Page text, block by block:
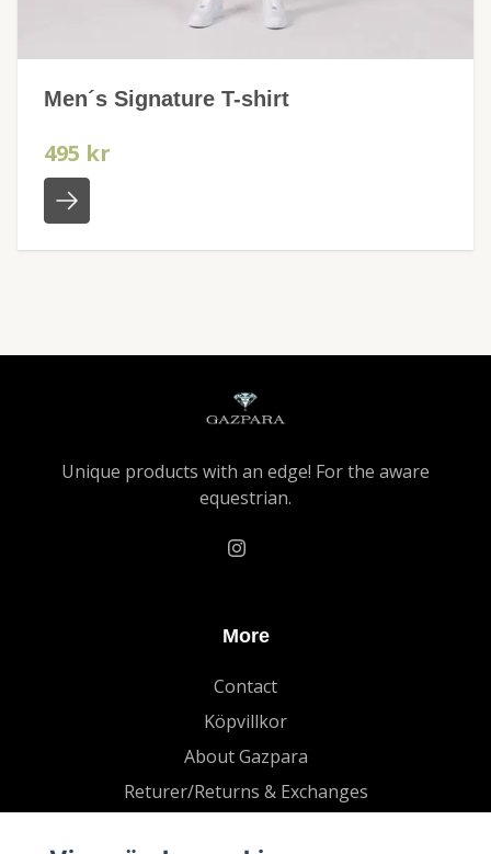
Men´s Signature T-shirt
495 kr
Unique products with an edge! For the aware
equestrian.
More
Contact
Köpvillkor
About Gazpara
Returer/Returns & Exchanges